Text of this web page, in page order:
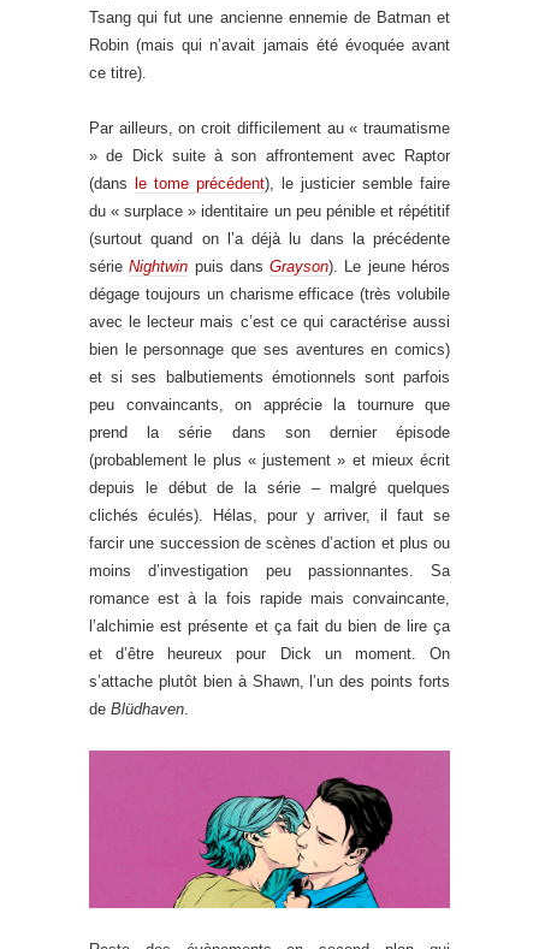
Tsang qui fut une ancienne ennemie de Batman et
Robin (mais qui n’avait jamais été évoquée avant
ce titre).
Par ailleurs, on croit difficilement au « traumatisme
» de Dick suite à son affrontement avec Raptor
(dans le tome précédent), le justicier semble faire
du « surplace » identitaire un peu pénible et répétitif
(surtout quand on l’a déjà lu dans la précédente
sérieNightwin puis dansGrayson). Le jeune héros
dégage toujours un charisme efficace (très volubile
avec le lecteur mais c’est ce qui caractérise aussi
bien le personnage que ses aventures en comics)
et si ses balbutiements émotionnels sont parfois
peu convaincants, on apprécie la tournure que
prend la série dans son dernier épisode
(probablement le plus « justement » et mieux écrit
depuis le début de la série – malgré quelques
clichés éculés). Hélas, pour y arriver, il faut se
farcir une succession de scènes d’action et plus ou
moins d’investigation peu passionnantes. Sa
romance est à la fois rapide mais convaincante,
l’alchimie est présente et ça fait du bien de lire ça
et d’être heureux pour Dick un moment. On
s’attache plutôt bien à Shawn, l’un des points forts
de Blüdhaven